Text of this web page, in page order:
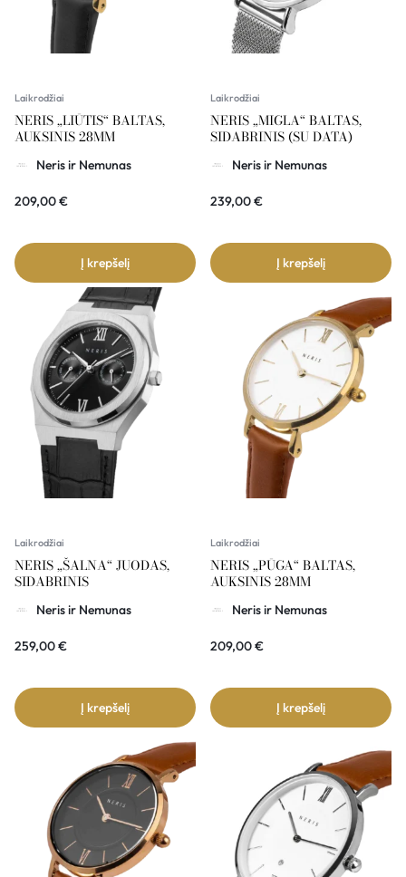
Laikrodžiai
NERIS „LIŪTIS“ BALTAS,
AUKSINIS 28MM
Neris ir Nemunas
209,00€
Į krepšelį
Laikrodžiai
NERIS „MIGLA“ BALTAS,
SIDABRINIS (SU DATA)
Neris ir Nemunas
239,00€
Į krepšelį
Laikrodžiai
NERIS „ŠALNA“ JUODAS,
SIDABRINIS
Neris ir Nemunas
259,00€
Į krepšelį
Laikrodžiai
NERIS „PŪGA“ BALTAS,
AUKSINIS 28MM
Neris ir Nemunas
209,00€
Į krepšelį